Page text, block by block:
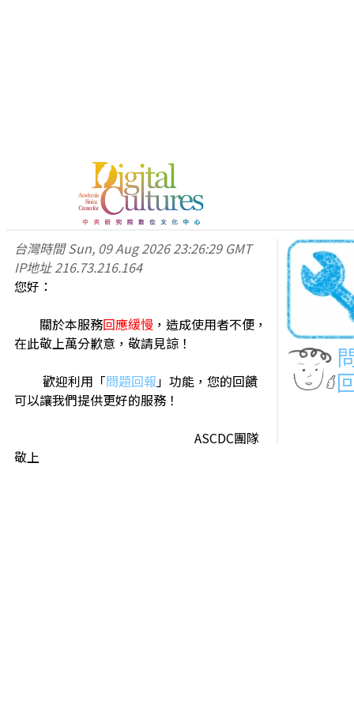
台灣時間Sun, 09 Aug 2026 23:26:29 GMT
IP地址216.73.216.164
您好：
關於本服務回應緩慢 ，造成使用者不便，
在此敬上萬分歉意，敬請見諒！
歡迎利用「問題回報」功能，您的回饋
可以讓我們提供更好的服務！
ASCDC團隊
敬上